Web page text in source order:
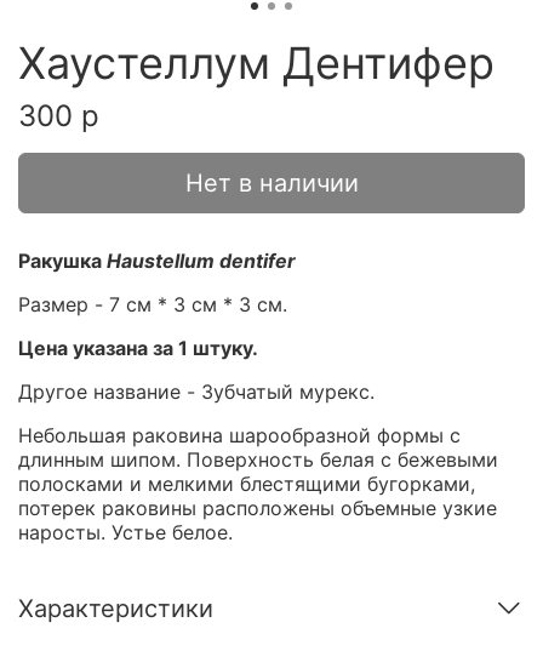
Хаустеллум Дентифер
300 р
Нет в наличии
Ракушка Haustellum dentifer
Размер - 7 см * 3 см * 3 см.
Цена указана за 1 штуку.
Другое название - Зубчатый мурекс.
Небольшая раковина шарообразной формы с
длинным шипом. Поверхность белая с бежевыми
полосками и мелкими блестящими бугорками,
потерек раковины расположены объемные узкие
наросты. Устье белое.
Характеристики